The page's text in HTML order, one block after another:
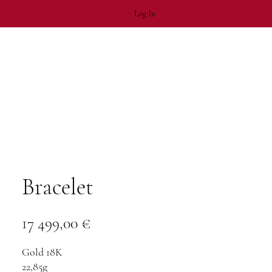
Log In
Bracelet
17 499,00 €
Gold 18K
22,85g